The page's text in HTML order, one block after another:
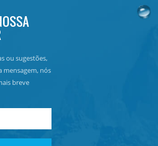
ou sugestões,
mensagem, nós
breve